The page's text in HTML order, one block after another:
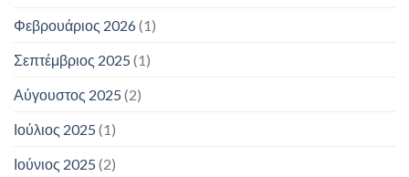
Φεβρουάριος 2026(1)
Σεπτέμβριος 2025 (1)
Αύγουστος 2025 (2)
Ιούλιος 2025 (1)
Ιούνιος 2025 (2)